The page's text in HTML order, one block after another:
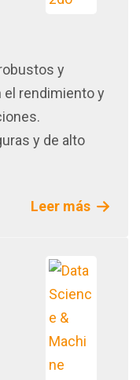
y
rendimiento y
y de alto
Leer más